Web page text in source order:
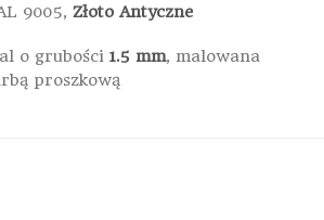
9005, Złoto Antyczne
o grubości 1.5 mm, malowana
proszkową